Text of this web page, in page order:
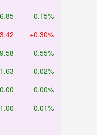
-0.15%
+0.30%
-0.55%
-0.02%
0.00%
-0.01%